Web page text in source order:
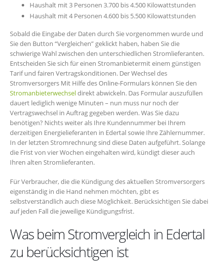
Haushalt mit 3 Personen 3.700 bis 4.500 Kilowattstunden
Haushalt mit 4 Personen 4.600 bis 5.500 Kilowattstunden
Sobald die Eingabe der Daten durch Sie vorgenommen wurde und
Sie den Button “Vergleichen” geklickt haben, haben Sie die
schwierige Wahl zwischen den unterschiedlichen Stromlieferanten.
Entscheiden Sie sich für einen Stromanbietermit einem günstigen
Tarif und fairen Vertragskonditionen. Der Wechsel des
Stromversorgers Mit Hilfe des Online-Formulars können Sie den
Stromanbieterwechseldirekt abwickeln. Das Formular auszufüllen
dauert lediglich wenige Minuten – nun muss nur noch der
Vertragswechsel in Auftrag gegeben werden. Was Sie dazu
benötigen? Nichts weiter als Ihre Kundennummer bei Ihrem
derzeitigen Energielieferanten in Edertal sowie Ihre Zählernummer.
In der letzten Stromrechnung sind diese Daten aufgeführt. Solange
die Frist von vier Wochen eingehalten wird, kündigt dieser auch
Ihren alten Stromlieferanten.
Für Verbraucher, die die Kündigung des aktuellen Stromversorgers
eigenständig in die Hand nehmen möchten, gibt es
selbstverständlich auch diese Möglichkeit. Berücksichtigen Sie dabei
auf jeden Fall die jeweilige Kündigungsfrist.
Was beim Stromvergleich in Edertal
zu berücksichtigen ist